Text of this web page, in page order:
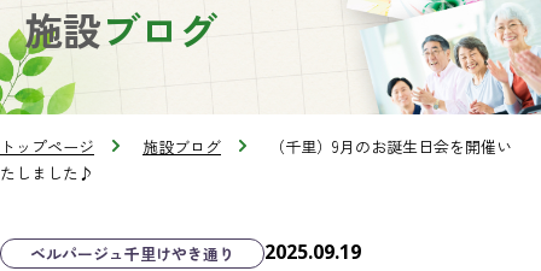
施設ブログ
トップページ 施設ブログ
（千里）9月のお誕生日会を開催い
たしました♪
ベルパージュ千里けやき通り 2025.09.19